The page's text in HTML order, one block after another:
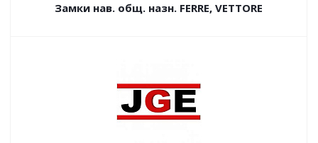
Замки нав. общ. назн. FERRE, VЕTTORE